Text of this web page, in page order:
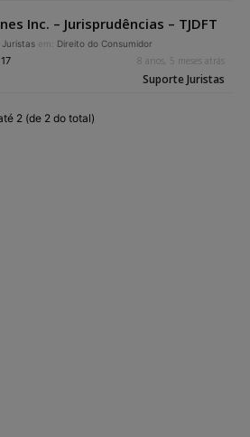
Inc. – Jurisprudências – TJDFT
em: Direito do Consumidor
17 8 anos, 5 meses atrás
Suporte Juristas
2 (de 2 do total)